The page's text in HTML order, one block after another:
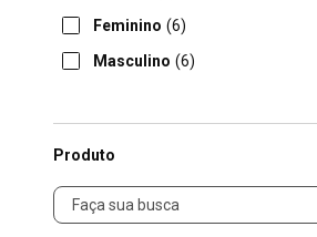
Feminino (6)
Masculino (6)
Produto
Produto